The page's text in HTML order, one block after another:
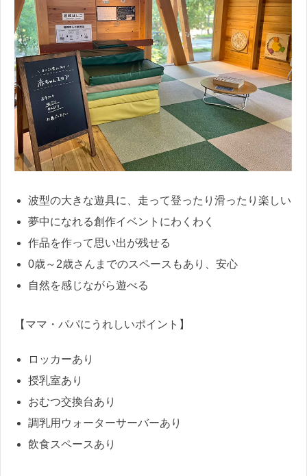
波型の大きな遊具に、走って登ったり滑ったり楽しい
夢中になれる創作イベントにわくわく
作品を作って思い出が残せる
0歳～2歳さんまでのスペースもあり、安心
自然を感じながら遊べる
【ママ・パパにうれしいポイント】
ロッカーあり
授乳室あり
おむつ交換台あり
調乳用ウォーターサーバーあり
飲食スペースあり